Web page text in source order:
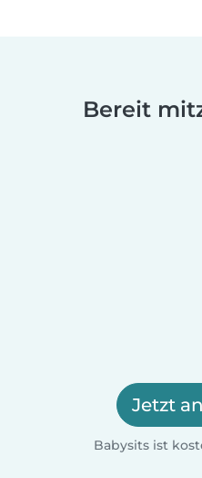
Bereit
Jetzt
Babysits ist